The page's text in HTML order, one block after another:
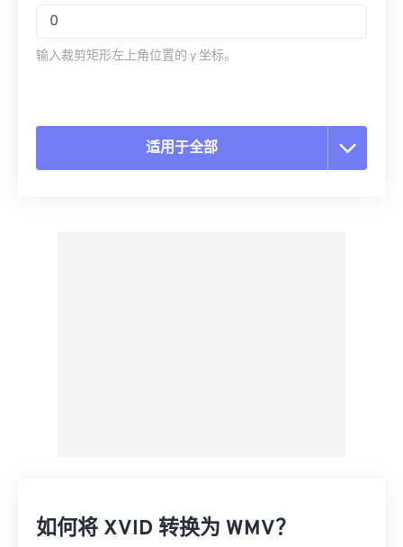
输入裁剪矩形左上角位置的 y 坐标。
适用于全部
如何将 XVID 转换为 WMV？